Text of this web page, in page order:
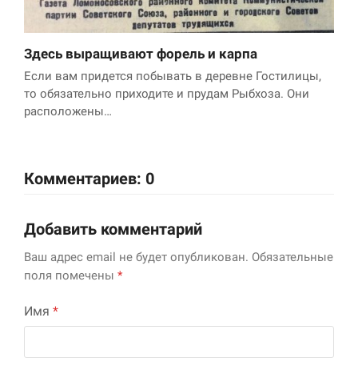
Здесь выращивают форель и карпа
Если вам придется побывать в деревне Гостилицы,
то обязательно приходите и прудам Рыбхоза. Они
расположены…
Комментариев: 0
Добавить комментарий
Ваш адрес email не будет опубликован. Обязательные
поля помечены *
Имя *